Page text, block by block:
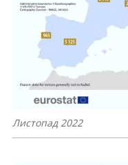
Листопад 2022